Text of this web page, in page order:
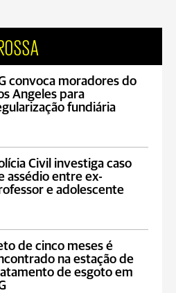
convoca moradores do
Angeles para
fundiária
Civil investiga caso
assédio entre ex-
e adolescente
de cinco meses é
na estação de
de esgoto em